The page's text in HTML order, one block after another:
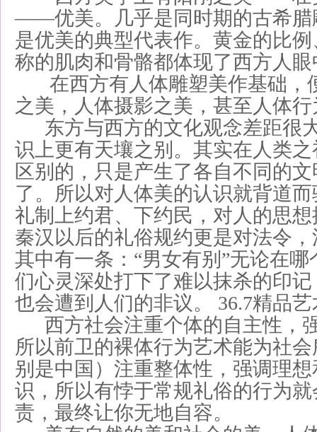
——优美。几乎是同时期的古希腊
是优美的典型代表作。黄金的比
称的肌肉和骨骼都体现了西方人
在西方有人体雕塑美作基础，
之美，人体摄影之美，甚至人体
东方与西方的文化观念差距很
识上更有天壤之别。其实在人类
区别的，只是产生了各自不同的
了。所以对人体美的认识就背道
礼制上约君、下约民，对人的思
秦汉以后的礼俗规约更是对法令
其中有一条：“男女有别”无论在
们心灵深处打下了难以抹杀的印
也会遭到人们的非议。 36.7精品
西方社会注重个体的自主性，
所以前卫的裸体行为艺术能为社
别是中国）注重整体性，强调理
识，所以有悖于常规礼俗的行为
责，最终让你无地自容。